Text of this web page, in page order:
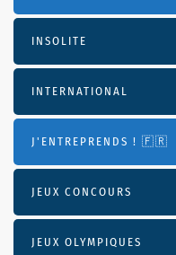
INSOLITE
INTERNATIONAL
J'ENTREPRENDS ! 🇫🇷
JEUX CONCOURS
JEUX OLYMPIQUES